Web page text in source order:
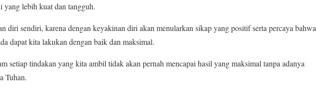
yang lebih kuat dan tangguh.
diri sendiri, karena dengan keyakinan diri akan menularkan sikap yang positif serta percaya bahwa
dapat kita lakukan dengan baik dan maksimal.
setiap tindakan yang kita ambil tidak akan pernah mencapai hasil yang maksimal tanpa adanya
Tuhan.